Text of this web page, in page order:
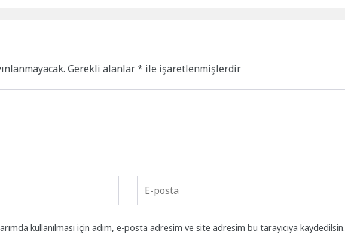
Gerekli alanlar* ile işaretlenmişlerdir
kullanılması için adım, e-posta adresim ve site adresim bu tarayıcıya kaydedilsin.